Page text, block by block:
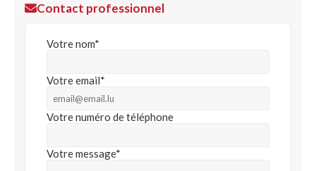
Contact professionnel
Votre nom*
Votre email*
Votre numéro de téléphone
Votre message*